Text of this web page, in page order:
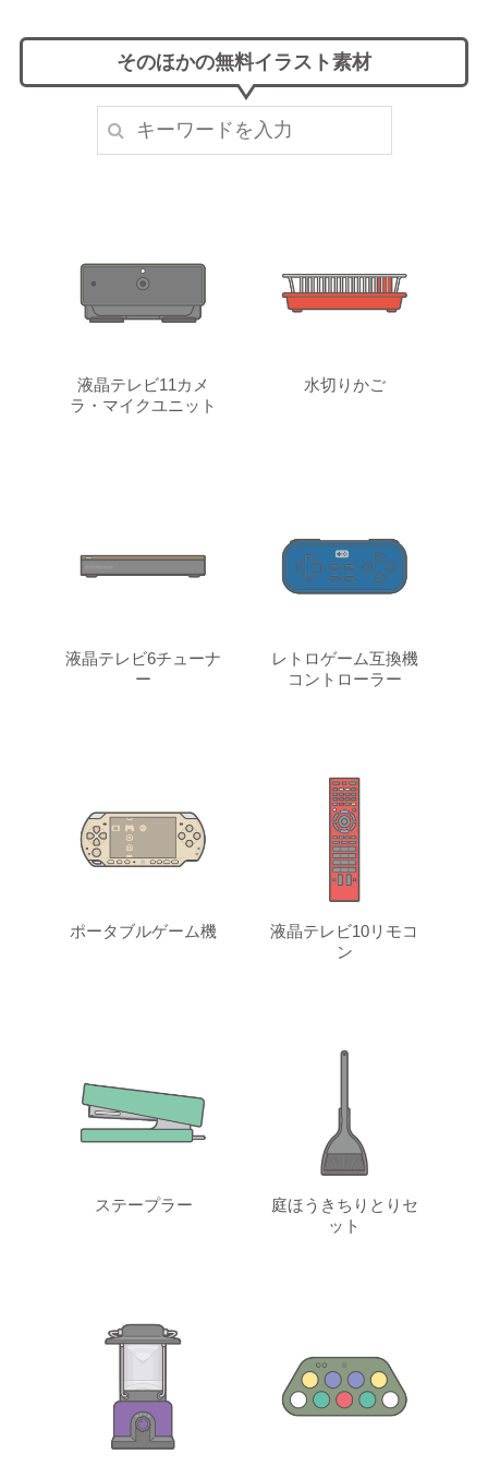
そのほかの無料イラスト素材
液晶テレビ11カメ
ラ・マイクユニット
水切りかご
液晶テレビ6チューナ
ー
レトロゲーム互換機
コントローラー
ポータブルゲーム機
液晶テレビ10リモコ
ン
ステープラー
庭ほうきちりとりセ
ット